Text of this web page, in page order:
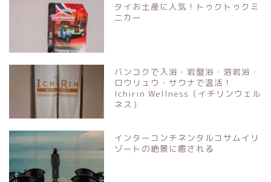
タイお土産に人気！トゥクトゥクミ
ニカー
バンコクで入浴・岩盤浴・溶岩浴・
ロウリュウ・サウナで温活！
Ichirin Wellness（イチリンウェル
ネス）
インターコンチネンタルコサムイリ
ゾートの絶景に癒される